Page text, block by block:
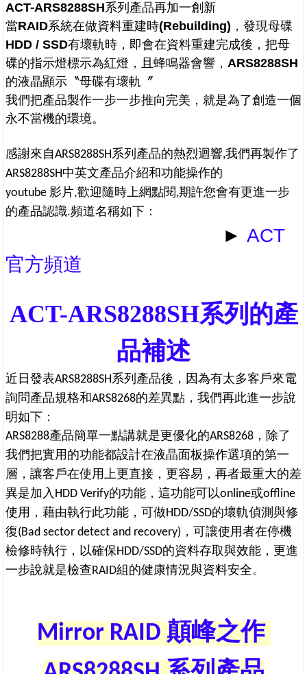
ACT-ARS8288SH系列產品再加一創新
當RAID系統在做資料重建時(Rebuilding)，發現母碟
HDD / SSD有壞軌時，即會在資料重建完成後，把母
碟的指示燈標示為紅燈，且蜂鳴器會響，ARS8288SH
的液晶顯示〝母碟有壞軌〞
我們把產品製作一步一步推向完美，就是為了創造一個
永不當機的環境。
感謝來自ARS8288SH系列產品的熱烈迴響,我們再製作了
ARS8288SH中英文產品介紹和功能操作的
youtube 影片,歡迎隨時上網點閱,期許您會有更進一步
的產品認識.頻道名稱如下：
► ACT
官方頻道
ACT-ARS8288SH系列的產
品補述
近日發表ARS8288SH系列產品後，因為有太多客戶來電
詢問產品規格和ARS8268的差異點， 我們再此進一步說
明如下：
ARS8288產品簡單一點講就是更優化的ARS8268，除了
我們把實用的功能都設計在液晶面板操作選項的第一
層，讓客戶在使用上更直接，更容易，再者最重大的差
異是加入HDD Verify的功能， 這功能可以online或offline
使用，藉由執行此功能，可做HDD/SSD的壞軌偵測與修
復(Bad sector detect and recovery)， 可讓使用者在停機
檢修時執行，以確保HDD/SSD的資料存取與效能，更進
一步說就是檢查RAID組的健康情況與資料安全。
Mirror RAID 顛峰之作